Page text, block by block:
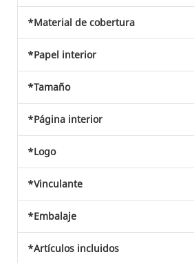
*Material de cobertura
*Papel interior
*Tamaño
*Página interior
*Logo
*Vinculante
*Embalaje
*Artículos incluidos